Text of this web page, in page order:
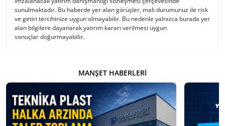
sunulmaktadır. Bu haberde yer alan görüşler, mali durumunuz ile risk
ve getiri tercihinize uygun olmayabilir. Bu nedenle yalnızca burada yer
alan bilgilere dayanarak yatırım kararı verilmesi uygun
sonuçlar doğurmayabilir.
MANŞET HABERLERI